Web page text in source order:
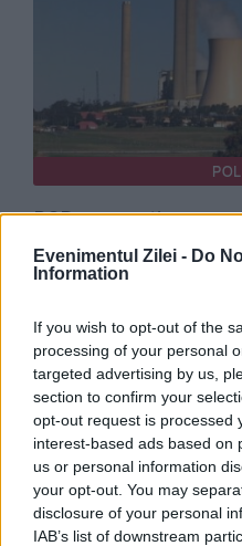
Evenimentul Zilei - Do
Information
If you wish to opt-out of the
processing of your personal
targeted advertising by us,
section to confirm your
opt-out request is processed
interest-based ads based on
us or personal information
your opt-out. You may
disclosure of your personal
IAB’s list of downstream
PSD cere activarea
urgență pentru